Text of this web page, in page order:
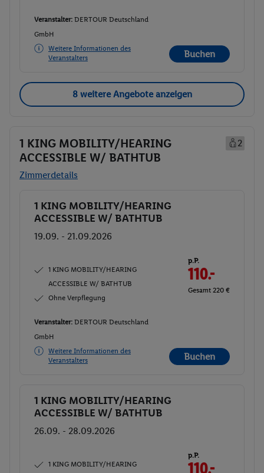
Veranstalter: DERTOUR Deutschland
GmbH
Weitere Informationen des
Veranstalters
Buchen
8 weitere Angebote anzeigen
1 KING MOBILITY/HEARING
ACCESSIBLE W/ BATHTUB
2
Zimmerdetails
Buchen
1 KING MOBILITY/HEARING
ACCESSIBLE W/ BATHTUB
19.09. - 21.09.2026
1 KING MOBILITY/HEARING
ACCESSIBLE W/ BATHTUB
Ohne Verpflegung
p.P.
110.-
Gesamt 220 €
Veranstalter: DERTOUR Deutschland
GmbH
Weitere Informationen des
Veranstalters
Buchen
Buchen
1 KING MOBILITY/HEARING
ACCESSIBLE W/ BATHTUB
26.09. - 28.09.2026
1 KING MOBILITY/HEARING
p.P.
110.-